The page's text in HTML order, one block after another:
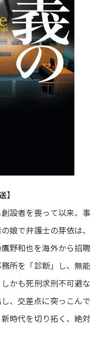
設者を喪って以来、事
娘で弁護士の芽依は、
野和也を海外から招聘
所を「診断」し、無能
かも死刑求刑不可避な
、交差点に突っこんで
時代を切り拓く、絶対